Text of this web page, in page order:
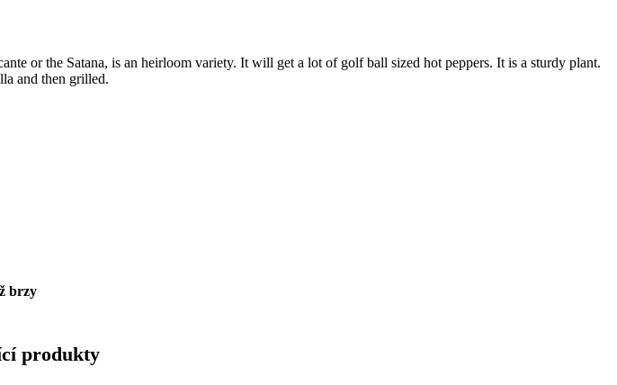
or the Satana, is an heirloom variety. It will get a lot of golf ball sized hot peppers. It is a sturdy plant.
and then grilled.
brzy
produkty